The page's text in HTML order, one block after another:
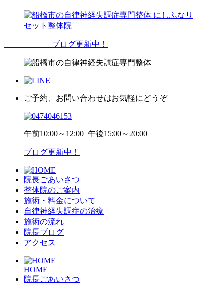
ブログ更新中！
ご予約、お問い合わせはお気軽にどうぞ
午前10:00～12:00 午後15:00～20:00
ブログ更新中！
院長ごあいさつ
整体院のご案内
施術・料金について
自律神経失調症の治療
施術の流れ
院長ブログ
アクセス
HOME
院長ごあいさつ